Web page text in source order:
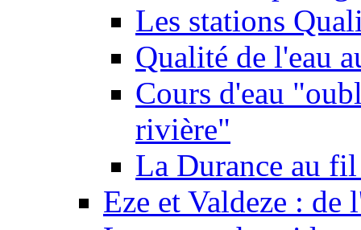
Les stations
Qualité de l'eau
Cours d'eau
rivière"
La Durance au
Eze et Valdeze : de